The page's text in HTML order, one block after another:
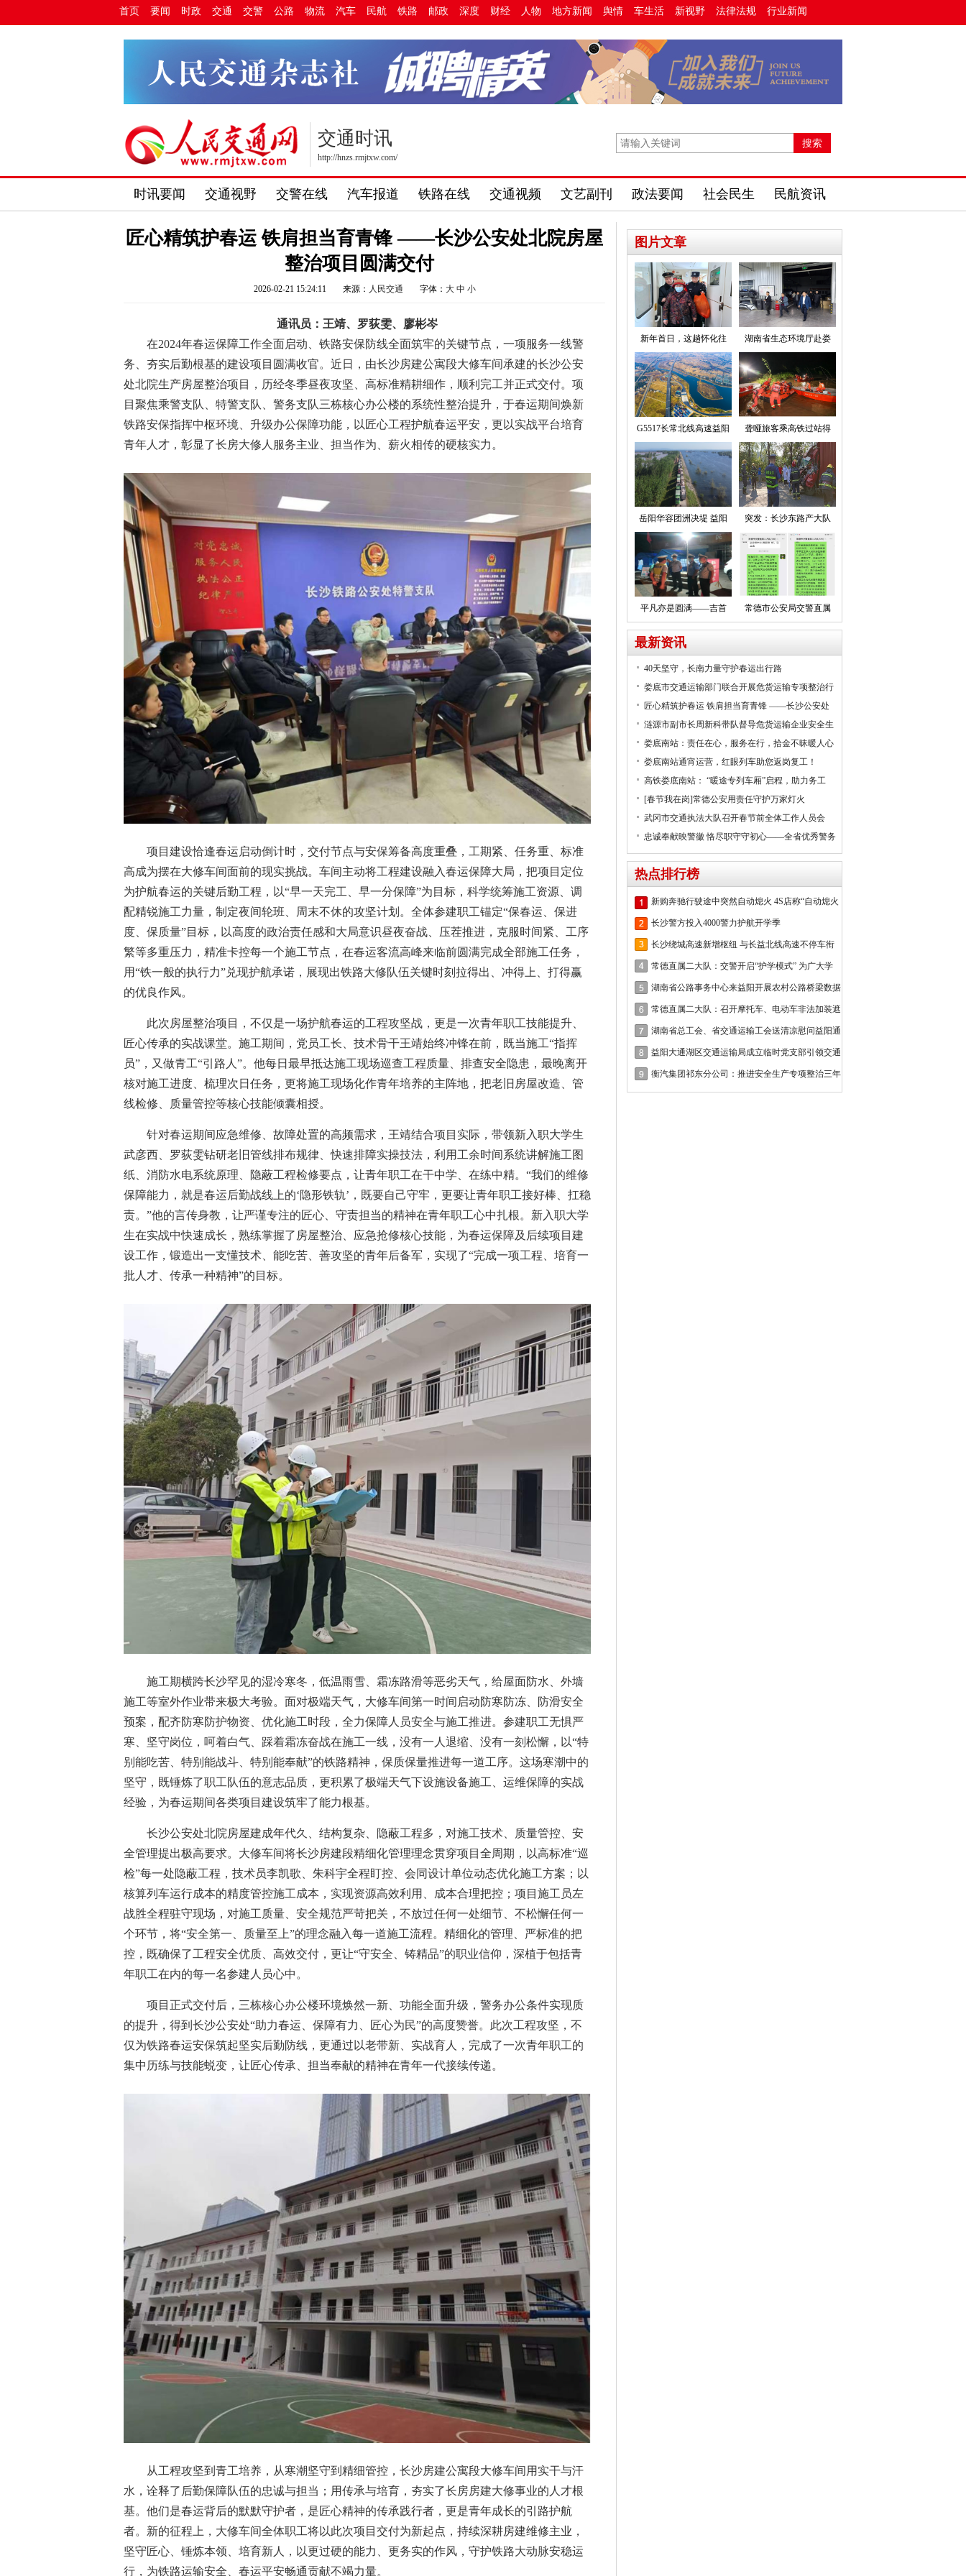
首页 要闻 时政 交通 交警 公路 物流 汽车 民航 铁路 邮政 深度 财经 人物 地方新闻 舆情 车生活 新视野 法律法规 行业新闻
交通时讯
http://hnzs.rmjtxw.com/
时讯要闻 交通视野 交警在线 汽车报道 铁路在线 交通视频 文艺副刊 政法要闻 社会民生 民航资讯
匠心精筑护春运 铁肩担当育青锋 ——长沙公安处北院房屋
整治项目圆满交付
2026-02-21 15:24:11 来源： 人民交通 字体： 大 中 小
通讯员：王靖、罗荻雯、廖彬岑
在2024年春运保障工作全面启动、铁路安保防线全面筑牢的关键节点，一项服务一线警
务、夯实后勤根基的建设项目圆满收官。近日，由长沙房建公寓段大修车间承建的长沙公安
处北院生产房屋整治项目，历经冬季昼夜攻坚、高标准精耕细作，顺利完工并正式交付。项
目聚焦乘警支队、特警支队、警务支队三栋核心办公楼的系统性整治提升，于春运期间焕新
铁路安保指挥中枢环境、升级办公保障功能，以匠心工程护航春运平安，更以实战平台培育
青年人才，彰显了长房大修人服务主业、担当作为、薪火相传的硬核实力。
项目建设恰逢春运启动倒计时，交付节点与安保筹备高度重叠，工期紧、任务重、标准
高成为摆在大修车间面前的现实挑战。车间主动将工程建设融入春运保障大局，把项目定位
为护航春运的关键后勤工程，以“早一天完工、早一分保障”为目标，科学统筹施工资源、调
配精锐施工力量，制定夜间轮班、周末不休的攻坚计划。全体参建职工锚定“保春运、保进
度、保质量”目标，以高度的政治责任感和大局意识昼夜奋战、压茬推进，克服时间紧、工序
繁等多重压力，精准卡控每一个施工节点，在春运客流高峰来临前圆满完成全部施工任务，
用“铁一般的执行力”兑现护航承诺，展现出铁路大修队伍关键时刻拉得出、冲得上、打得赢
的优良作风。
此次房屋整治项目，不仅是一场护航春运的工程攻坚战，更是一次青年职工技能提升、
匠心传承的实战课堂。施工期间，党员工长、技术骨干王靖始终冲锋在前，既当施工“指挥
员”，又做青工“引路人”。他每日最早抵达施工现场巡查工程质量、排查安全隐患，最晚离开
核对施工进度、梳理次日任务，更将施工现场化作青年培养的主阵地，把老旧房屋改造、管
线检修、质量管控等核心技能倾囊相授。
针对春运期间应急维修、故障处置的高频需求，王靖结合项目实际，带领新入职大学生
武彦西、罗荻雯钻研老旧管线排布规律、快速排障实操技法，利用工余时间系统讲解施工图
纸、消防水电系统原理、隐蔽工程检修要点，让青年职工在干中学、在练中精。“我们的维修
保障能力，就是春运后勤战线上的‘隐形铁轨’，既要自己守牢，更要让青年职工接好棒、扛稳
责。”他的言传身教，让严谨专注的匠心、守责担当的精神在青年职工心中扎根。新入职大学
生在实战中快速成长，熟练掌握了房屋整治、应急抢修核心技能，为春运保障及后续项目建
设工作，锻造出一支懂技术、能吃苦、善攻坚的青年后备军，实现了“完成一项工程、培育一
批人才、传承一种精神”的目标。
施工期横跨长沙罕见的湿冷寒冬，低温雨雪、霜冻路滑等恶劣天气，给屋面防水、外墙
施工等室外作业带来极大考验。面对极端天气，大修车间第一时间启动防寒防冻、防滑安全
预案，配齐防寒防护物资、优化施工时段，全力保障人员安全与施工推进。参建职工无惧严
寒、坚守岗位，呵着白气、踩着霜冻奋战在施工一线，没有一人退缩、没有一刻松懈，以“特
别能吃苦、特别能战斗、特别能奉献”的铁路精神，保质保量推进每一道工序。这场寒潮中的
坚守，既锤炼了职工队伍的意志品质，更积累了极端天气下设施设备施工、运维保障的实战
经验，为春运期间各类项目建设筑牢了能力根基。
长沙公安处北院房屋建成年代久、结构复杂、隐蔽工程多，对施工技术、质量管控、安
全管理提出极高要求。大修车间将长沙房建段精细化管理理念贯穿项目全周期，以高标准“巡
检”每一处隐蔽工程，技术员李凯歌、朱科宇全程盯控、会同设计单位动态优化施工方案；以
核算列车运行成本的精度管控施工成本，实现资源高效利用、成本合理把控；项目施工员左
战胜全程驻守现场，对施工质量、安全规范严苛把关，不放过任何一处细节、不松懈任何一
个环节，将“安全第一、质量至上”的理念融入每一道施工流程。精细化的管理、严标准的把
控，既确保了工程安全优质、高效交付，更让“守安全、铸精品”的职业信仰，深植于包括青
年职工在内的每一名参建人员心中。
项目正式交付后，三栋核心办公楼环境焕然一新、功能全面升级，警务办公条件实现质
的提升，得到长沙公安处“助力春运、保障有力、匠心为民”的高度赞誉。此次工程攻坚，不
仅为铁路春运安保筑起坚实后勤防线，更通过以老带新、实战育人，完成了一次青年职工的
集中历练与技能蜕变，让匠心传承、担当奉献的精神在青年一代接续传递。
从工程攻坚到青工培养，从寒潮坚守到精细管控，长沙房建公寓段大修车间用实干与汗
水，诠释了后勤保障队伍的忠诚与担当；用传承与培育，夯实了长房房建大修事业的人才根
基。他们是春运背后的默默守护者，是匠心精神的传承践行者，更是青年成长的引路护航
者。新的征程上，大修车间全体职工将以此次项目交付为新起点，持续深耕房建维修主业，
坚守匠心、锤炼本领、培育新人，以更过硬的能力、更务实的作风，守护铁路大动脉安稳运
行，为铁路运输安全、春运平安畅通贡献不竭力量。
图片文章
新年首日，这趟怀化往 湖南省生态环境厅赴娄
G5517长常北线高速益阳 聋哑旅客乘高铁过站得
岳阳华容团洲决堤 益阳 突发：长沙东路产大队
平凡亦是圆满——吉首 常德市公安局交警直属
最新资讯
40天坚守，长南力量守护春运出行路
娄底市交通运输部门联合开展危货运输专项整治行
匠心精筑护春运 铁肩担当育青锋 ——长沙公安处
涟源市副市长周新科带队督导危货运输企业安全生
娄底南站：责任在心，服务在行，拾金不昧暖人心
娄底南站通宵运营，红眼列车助您返岗复工！
高铁娄底南站： “暖途专列车厢”启程，助力务工
[春节我在岗]常德公安用责任守护万家灯火
武冈市交通执法大队召开春节前全体工作人员会
忠诚奉献映警徽 恪尽职守守初心——全省优秀警务
热点排行榜
新购奔驰行驶途中突然自动熄火 4S店称“自动熄火
长沙警方投入4000警力护航开学季
长沙绕城高速新增枢纽 与长益北线高速不停车衔
接
常德直属二大队：交警开启“护学模式” 为广大学
湖南省公路事务中心来益阳开展农村公路桥梁数据
常德直属二大队：召开摩托车、电动车非法加装遮
湖南省总工会、省交通运输工会送清凉慰问益阳通
益阳大通湖区交通运输局成立临时党支部引领交通
衡汽集团祁东分公司：推进安全生产专项整治三年